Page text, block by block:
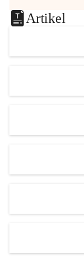
Artikel